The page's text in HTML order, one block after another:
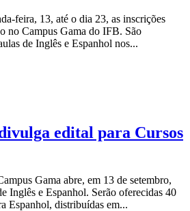
feira, 13, até o dia 23, as inscrições
no Campus Gama do IFB. São
de Inglês e Espanhol nos...
edital para Cursos
Gama abre, em 13 de setembro,
Inglês e Espanhol. Serão oferecidas 40
Espanhol, distribuídas em...